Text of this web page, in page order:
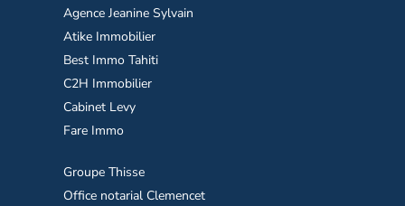
Agence Jeanine Sylvain
Atike Immobilier
Best Immo Tahiti
C2H Immobilier
Cabinet Levy
Fare Immo
Groupe Thisse
Office notarial Clemencet